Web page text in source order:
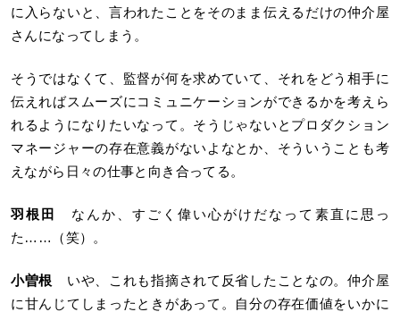
に入らないと、言われたことをそのまま伝えるだけの仲介屋
さんになってしまう。
そうではなくて、監督が何を求めていて、それをどう相手に
伝えればスムーズにコミュニケーションができるかを考えら
れるようになりたいなって。そうじゃないとプロダクション
マネージャーの存在意義がないよなとか、そういうことも考
えながら日々の仕事と向き合ってる。
羽根田
なんか、すごく偉い心がけだなって素直に思っ
た……（笑）。
小曽根 いや、これも指摘されて反省したことなの。仲介屋
に甘んじてしまったときがあって。自分の存在価値をいかに